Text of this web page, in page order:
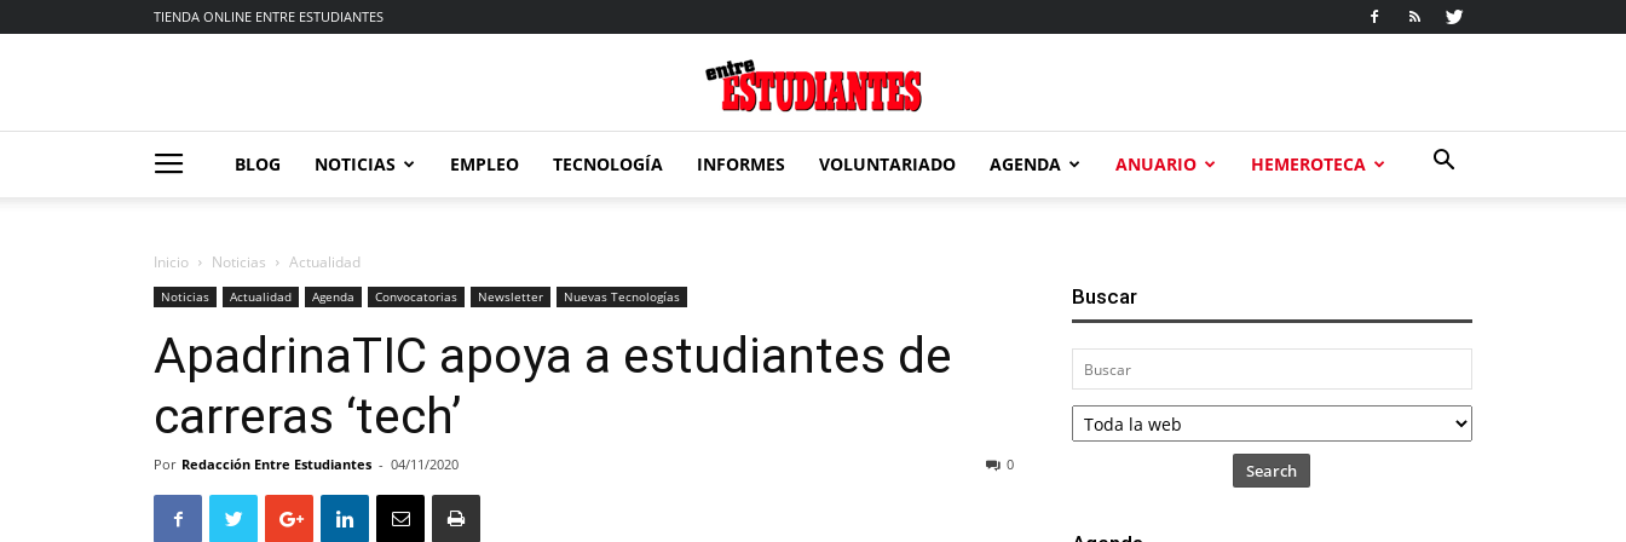
TIENDA ONLINE ENTRE ESTUDIANTES
Estudiantes
BLOG NOTICIAS EMPLEO TECNOLOGÍA INFORMES VOLUNTARIADO AGENDA ANUARIO HEMEROTECA
Inicio Noticias Actualidad
Noticias Actualidad Agenda Convocatorias Newsletter Nuevas Tecnologías
ApadrinaTIC apoya a estudiantes de
carreras ‘tech’
Por Redacción Entre Estudiantes - 04/11/2020 0
Buscar
Search